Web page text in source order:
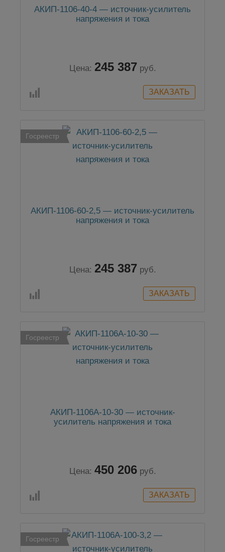
АКИП-1106-40-4 — источник-усилитель
напряжения и тока
Цена: 245 387 руб.
Госреестр
АКИП-1106-60-2,5 — источник-усилитель
напряжения и тока
Цена: 245 387 руб.
Госреестр
АКИП-1106A-10-30 — источник-
усилитель напряжения и тока
Цена: 450 206 руб.
Госреестр